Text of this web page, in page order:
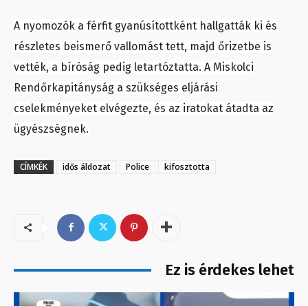
A nyomozók a férfit gyanúsítottként hallgatták ki és
részletes beismerő vallomást tett, majd őrizetbe is
vették, a bíróság pedig letartóztatta. A Miskolci
Rendőrkapitányság a szükséges eljárási
cselekményeket elvégezte, és az iratokat átadta az
ügyészségnek.
CÍMKÉK idős áldozat Police kifosztotta
Ez is érdekes lehet